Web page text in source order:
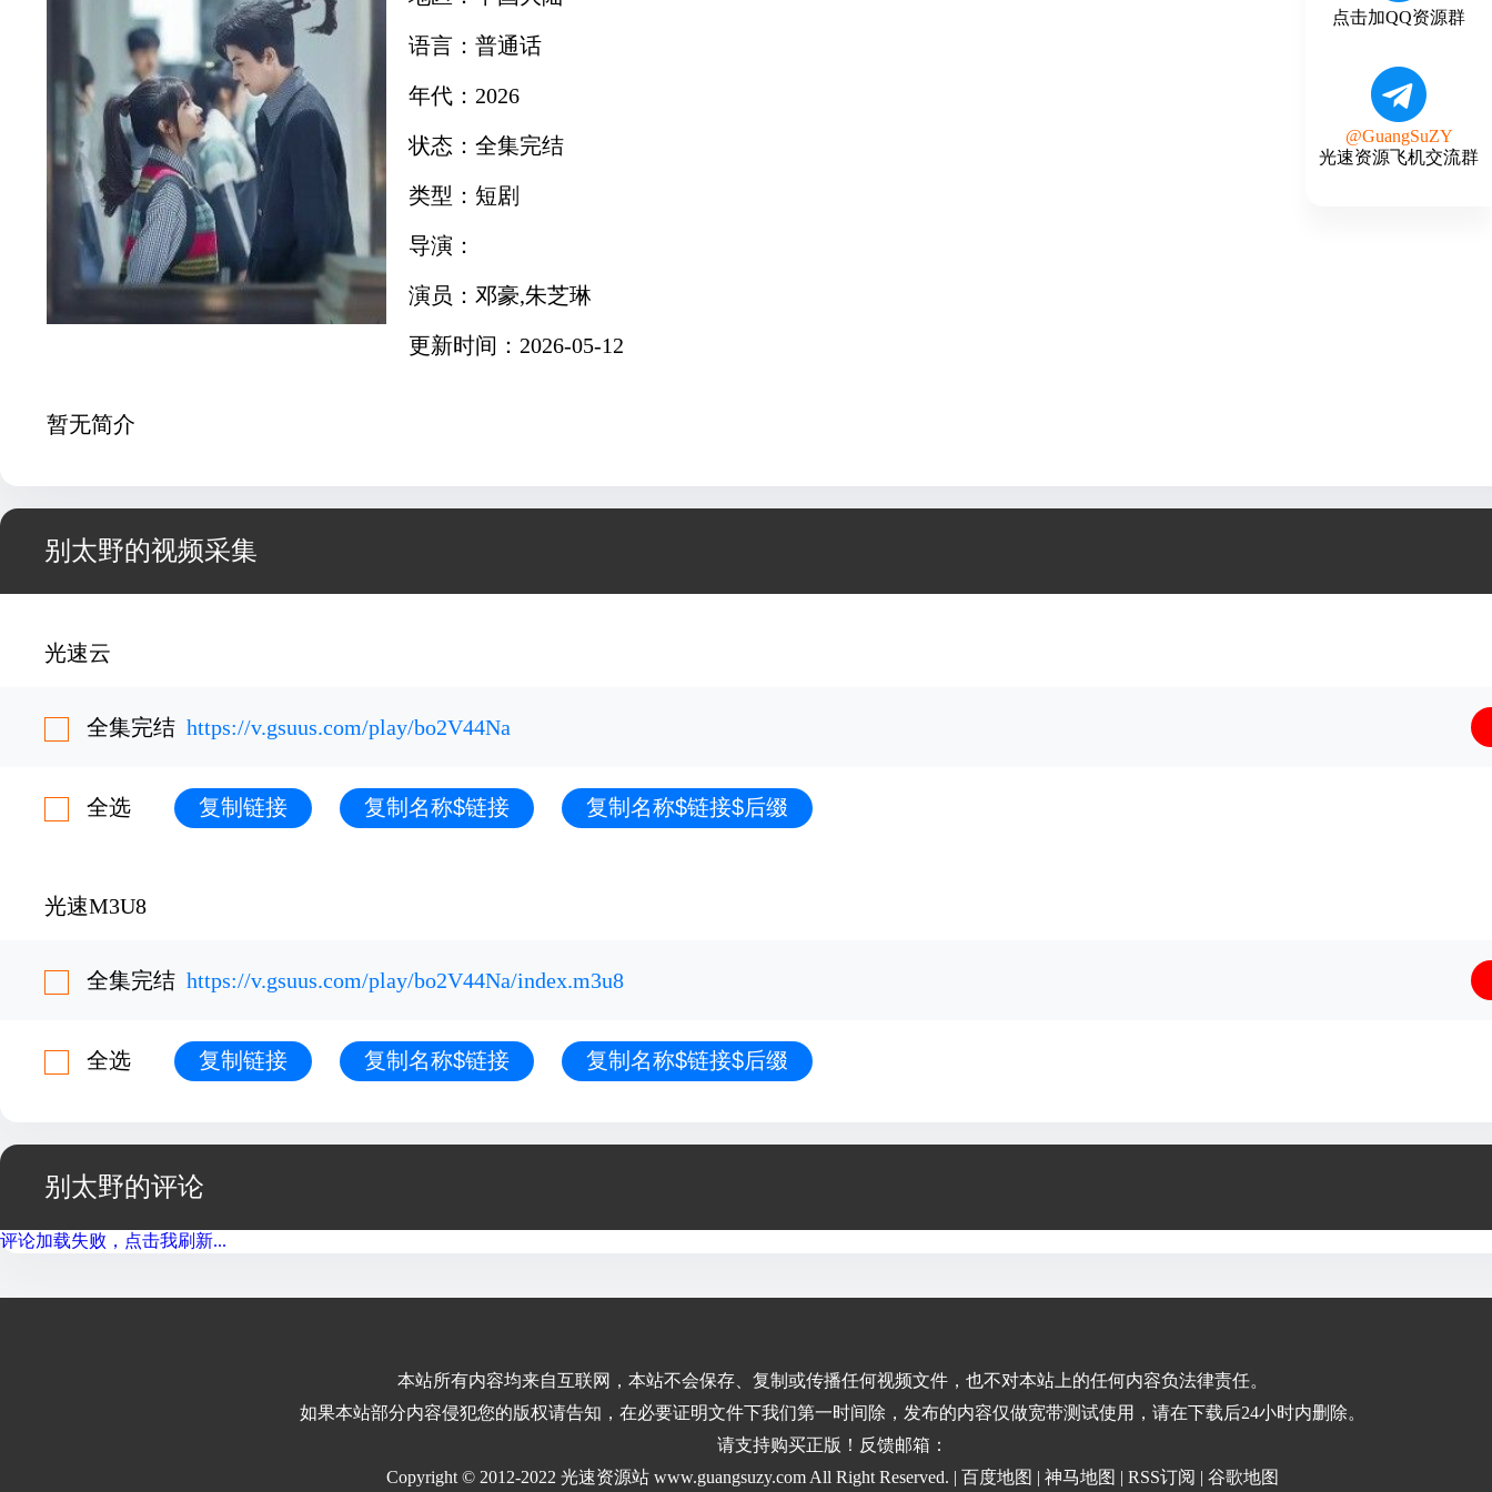
语言：普通话
年代：2026
状态：全集完结
类型：短剧
导演：
演员：邓豪,朱芝琳
更新时间：2026-05-12
暂无简介
别太野的视频采集
光速云
全集完结 https://v.gsuus.com/play/bo2V44Na
全选 复制链接 复制名称$链接 复制名称$链接$后缀
光速M3U8
全集完结 https://v.gsuus.com/play/bo2V44Na/index.m3u8
全选 复制链接 复制名称$链接 复制名称$链接$后缀
别太野的评论
评论加载失败，点击我刷新...
点击加QQ资源群
@GuangSuZY
光速资源飞机交流群
本站所有内容均来自互联网，本站不会保存、复制或传播任何视频文件，也不对本站上的任何内容负法律责任。
如果本站部分内容侵犯您的版权请告知，在必要证明文件下我们第一时间除，发布的内容仅做宽带测试使用，请在下载后24小时内删除。
请支持购买正版！反馈邮箱：
Copyright © 2012-2022 光速资源站 www.guangsuzy.com All Right Reserved. | 百度地图 | 神马地图 | RSS订阅 | 谷歌地图